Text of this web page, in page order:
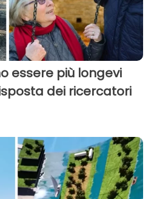
essere più longevi
dei ricercatori